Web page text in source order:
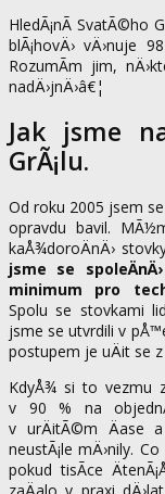
HledÃ¡nÃ­ SvatÃ©ho
blÃ¡hovÄ› vÄ›nuje
RozumÃ­m jim,
nadÄ›jnÄ›â€¦
Jak jsme
GrÃ¡lu.
Od roku 2005 jsem
opravdu bavil.
kaÅ¾doroÄnÄ›
jsme se
minimum pro
Spolu se stovkami
jsme se utvrdili v
postupem je uÄit se
KdyÅ¾ si to vezmu
v 90 % na
v urÄitÃ©m Äase
neustÃ¡le mÄ›nily.
pokud tisÃ­ce